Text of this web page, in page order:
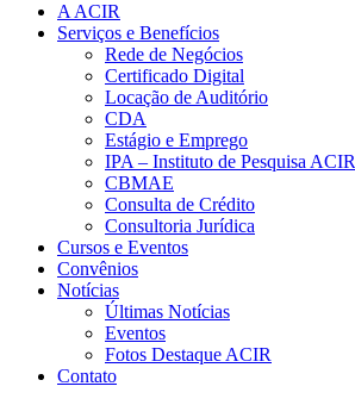
A ACIR
Serviços e Benefícios
Rede de Negócios
Certificado Digital
Locação de Auditório
CDA
Estágio e Emprego
IPA – Instituto de Pesquisa ACIR
CBMAE
Consulta de Crédito
Consultoria Jurídica
Cursos e Eventos
Convênios
Notícias
Últimas Notícias
Eventos
Fotos Destaque ACIR
Contato